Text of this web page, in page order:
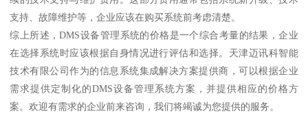
支持、故障维护等，企业应该在购买系统前考虑清楚。
综上所述，DMS设备管理系统的价格是一个综合考量的结果，企业
在选择系统时应该根据自身情况进行评估和选择。天津迈讯科智能
技术有限公司作为的信息系统集成解决方案提供商，可以根据企业
需求提供定制化的DMS设备管理系统方案，并提供相应的价格方
案。欢迎有需求的企业前来咨询，我们将竭诚为您提供的服务。